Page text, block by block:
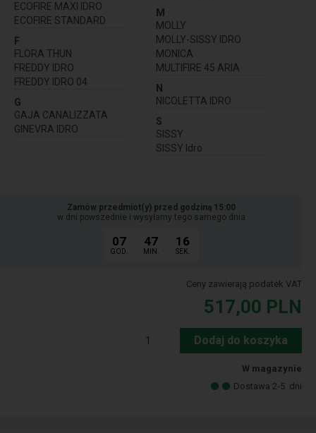
ECOFIRE MAXI IDRO
ECOFIRE STANDARD
F
FLORA THUN
FREDDY IDRO
FREDDY IDRO 04
G
GAJA CANALIZZATA
GINEVRA IDRO
M
MOLLY
MOLLY-SISSY IDRO
MONICA
MULTIFIRE 45 ARIA
N
NICOLETTA IDRO
S
SISSY
SISSY Idro
Zamów przedmiot(y) przed godziną 15:00
w dni powszednie i wysyłamy tego samego dnia
07
GOD.
47
MIN.
14
SEK.
Ceny zawierają podatek VAT
517,00 PLN
Dodaj do koszyka
W magazynie
Dostawa 2-5 dni